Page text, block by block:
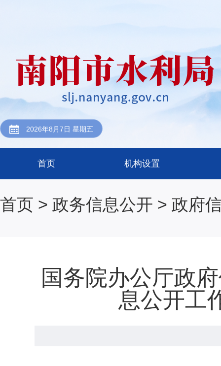
2026年8月7日 星期五
首页 机构设置
首页 > 政务信息公开 > 政府
国务院办公厅政
息公开工